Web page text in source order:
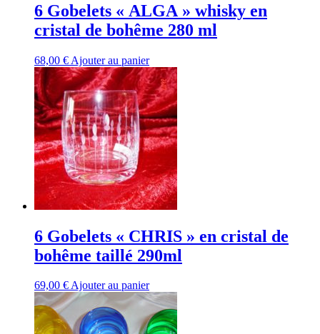
6 Gobelets « ALGA » whisky en
cristal de bohême 280 ml
68,00 € Ajouter au panier
6 Gobelets « CHRIS » en cristal de
bohême taillé 290ml
69,00 €Ajouter au panier